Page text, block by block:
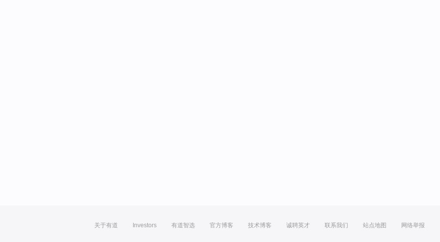
关于有道 Investors 有道智选 官方博客 技术博客 诚聘英才 联系我们 站点地图 网络举报